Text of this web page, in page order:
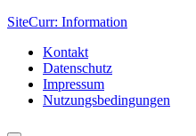
SiteCurr: Information
Kontakt
Datenschutz
Impressum
Nutzungsbedingungen